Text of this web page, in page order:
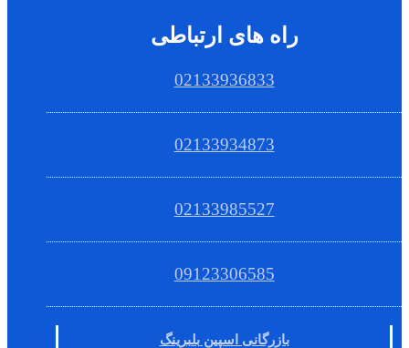
راه های ارتباطی
02133936833
02133934873
02133985527
09123306585
بازرگانی اسپین بلبرینگ